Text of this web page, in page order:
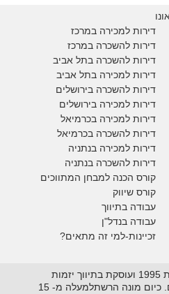
דירות למכירה במרכז
דירות להשכרה במרכז
דירות להשכרה בתל אביב
דירות למכירה בתל אביב
דירות להשכרה בירושלים
דירות למכירה בירושלים
דירות למכירה בכרמיאל
דירות להשכרה בכרמיאל
דירות למכירה בנתניה
דירות להשכרה בנתניה
קורס הכנה למבחן המתווכים
קורס שיווק
עבודה בתיווך
עבודה בנדל"ן
זכיינות-למי זה מתאים?
רשת "אל-הנכס" נוסדה בשנת 1995 ועוסקת בתיווך יזמות
ושיווק נדל"ן על סוגיו השונים. כיום מונה הרשתלמעלה מ- 15